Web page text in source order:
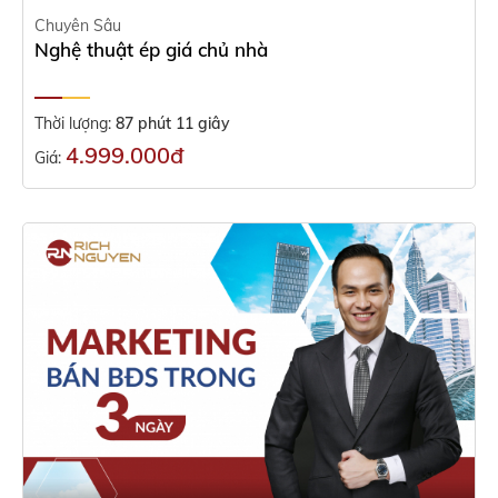
Chuyên Sâu
Nghệ thuật ép giá chủ nhà
Thời lượng: 87 phút 11 giây
Giá: 4.999.000đ